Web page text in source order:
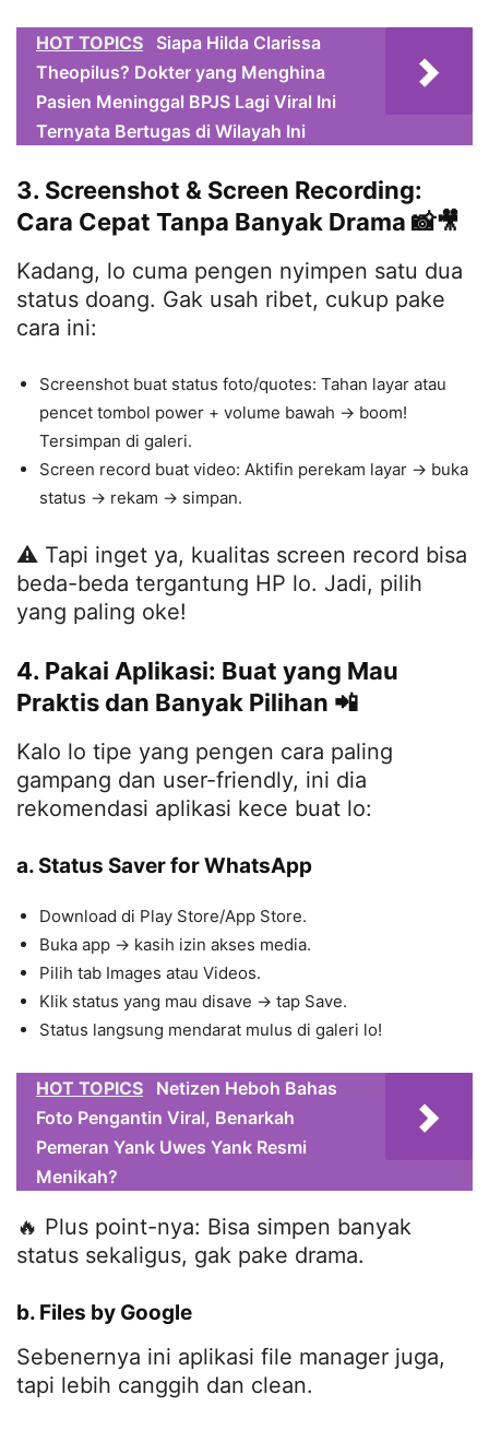
HOT TOPICS
Siapa Hilda Clarissa
Theopilus? Dokter yang Menghina
Pasien Meninggal BPJS Lagi Viral Ini
Ternyata Bertugas di Wilayah Ini
3. Screenshot & Screen Recording:
Cara Cepat Tanpa Banyak Drama 📸🎥
Kadang, lo cuma pengen nyimpen satu dua
status doang. Gak usah ribet, cukup pake
cara ini:
Screenshot buat status foto/quotes: Tahan layar atau
pencet tombol power + volume bawah → boom!
Tersimpan di galeri.
Screen record buat video: Aktifin perekam layar → buka
status → rekam → simpan.
⚠️ Tapi inget ya, kualitas screen record bisa
beda-beda tergantung HP lo. Jadi, pilih
yang paling oke!
4. Pakai Aplikasi: Buat yang Mau
Praktis dan Banyak Pilihan 📲
Kalo lo tipe yang pengen cara paling
gampang dan user-friendly, ini dia
rekomendasi aplikasi kece buat lo:
a. Status Saver for WhatsApp
Download di Play Store/App Store.
Buka app → kasih izin akses media.
Pilih tab Images atau Videos.
Klik status yang mau disave → tap Save.
Status langsung mendarat mulus di galeri lo!
HOT TOPICS
Netizen Heboh Bahas
Foto Pengantin Viral, Benarkah
Pemeran Yank Uwes Yank Resmi
Menikah?
🔥 Plus point-nya: Bisa simpen banyak
status sekaligus, gak pake drama.
b. Files by Google
Sebenernya ini aplikasi file manager juga,
tapi lebih canggih dan clean.